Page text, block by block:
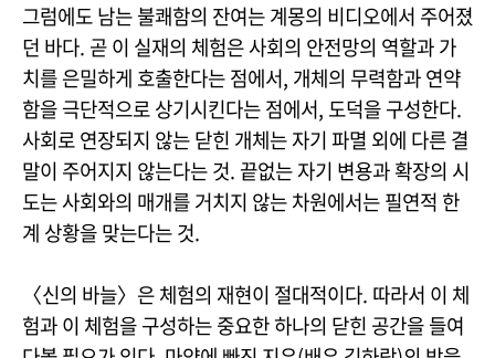
그럼에도 남는 불쾌함의 잔여는 계몽의 비디오에서 주어졌
던 바다. 곧 이 실재의 체험은 사회의 안전망의 역할과 가
치를 은밀하게 호출한다는 점에서, 개체의 무력함과 연약
함을 극단적으로 상기시킨다는 점에서, 도덕을 구성한다.
사회로 연장되지 않는 닫힌 개체는 자기 파멸 외에 다른 결
말이 주어지지 않는다는 것. 끝없는 자기 변용과 확장의 시
도는 사회와의 매개를 거치지 않는 차원에서는 필연적 한
계 상황을 맞는다는 것.
〈신의 바늘〉은 체험의 재현이 절대적이다. 따라서 이 체
험과 이 체험을 구성하는 중요한 하나의 닫힌 공간을 들여